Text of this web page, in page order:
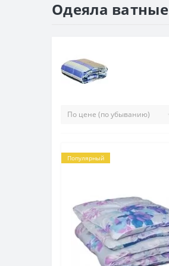
Одеяла ватные
Популярный